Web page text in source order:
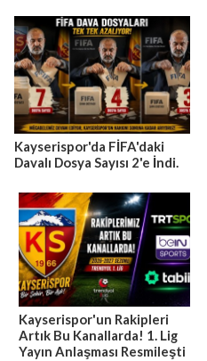
Kayserispor'da FİFA'daki
Davalı Dosya Sayısı 2'e İndi.
Kayserispor'un Rakipleri
Artık Bu Kanallarda! 1. Lig
Yayın Anlaşması Resmileşti